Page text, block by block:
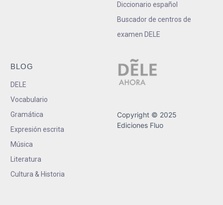
Diccionario español
Buscador de centros de
examen DELE
BLOG
DELE
Vocabulario
Gramática
Expresión escrita
Música
Literatura
Cultura & Historia
Copyright © 2025
Ediciones Fluo